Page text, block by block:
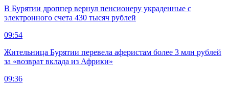
В Бурятии дроппер вернул пенсионеру украденные с
электронного счета 430 тысяч рублей
09:54
Жительница Бурятии перевела аферистам более 3 млн рублей
за «возврат вклада из Африки»
09:36